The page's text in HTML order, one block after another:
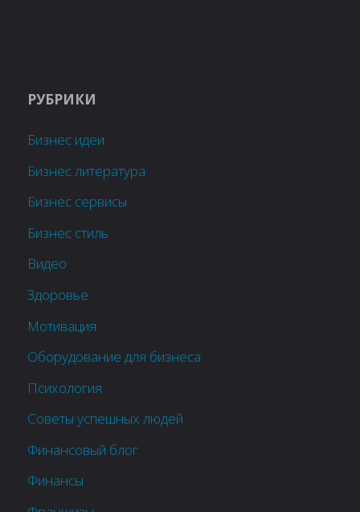
РУБРИКИ
Бизнес идеи
Бизнес литература
Бизнес сервисы
Бизнес стиль
Видео
Здоровье
Мотивация
Оборудование для бизнеса
Психология
Советы успешных людей
Финансовый блог
Финансы